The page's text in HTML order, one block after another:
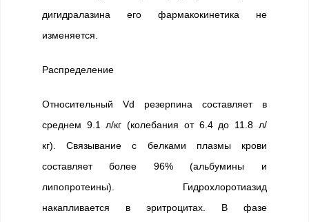
дигидралазина его фармакокинетика не
изменяется.
Распределение
Относительный Vd резерпина составляет в
среднем 9.1 л/кг (колебания от 6.4 до 11.8 л/
кг). Связывание с белками плазмы крови
составляет более 96% (альбумины и
липопротеины). Гидрохлоротиазид
накапливается в эритроцитах. В фазе